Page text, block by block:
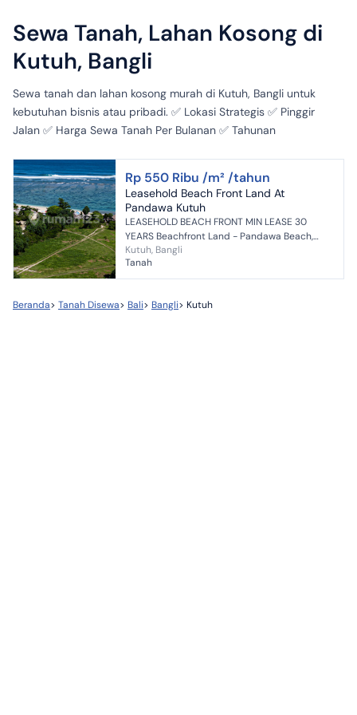
Sewa Tanah, Lahan Kosong di
Kutuh, Bangli
Sewa tanah dan lahan kosong murah di Kutuh, Bangli untuk
kebutuhan bisnis atau pribadi. ✅ Lokasi Strategis ✅ Pinggir
Jalan ✅ Harga Sewa Tanah Per Bulanan ✅ Tahunan
Rp 550 Ribu /m² /tahun
Leasehold Beach Front Land At
Pandawa Kutuh
LEASEHOLD BEACH FRONT MIN LEASE 30
YEARS Beachfront Land - Pandawa Beach,
Kutuh An exceptional opportunity to own
prime beachfront land located ...
Kutuh, Bangli
Tanah
Beranda> Tanah Disewa> Bali> Bangli> Kutuh